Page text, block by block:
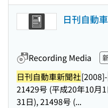
日刊自動
Recording Media
日刊自動車新聞社[2008]-
21429号 (平成20年10月
31日), 21498号 (...